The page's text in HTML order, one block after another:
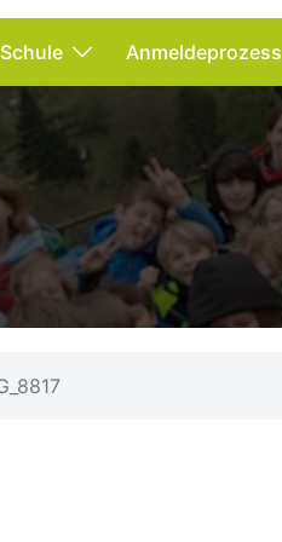
Anmeldeprozess